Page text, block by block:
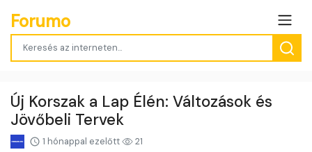
Forumo
Új Korszak a Lap Élén: Változások és
Jövőbeli Tervek
1 hónappal ezelőtt 21